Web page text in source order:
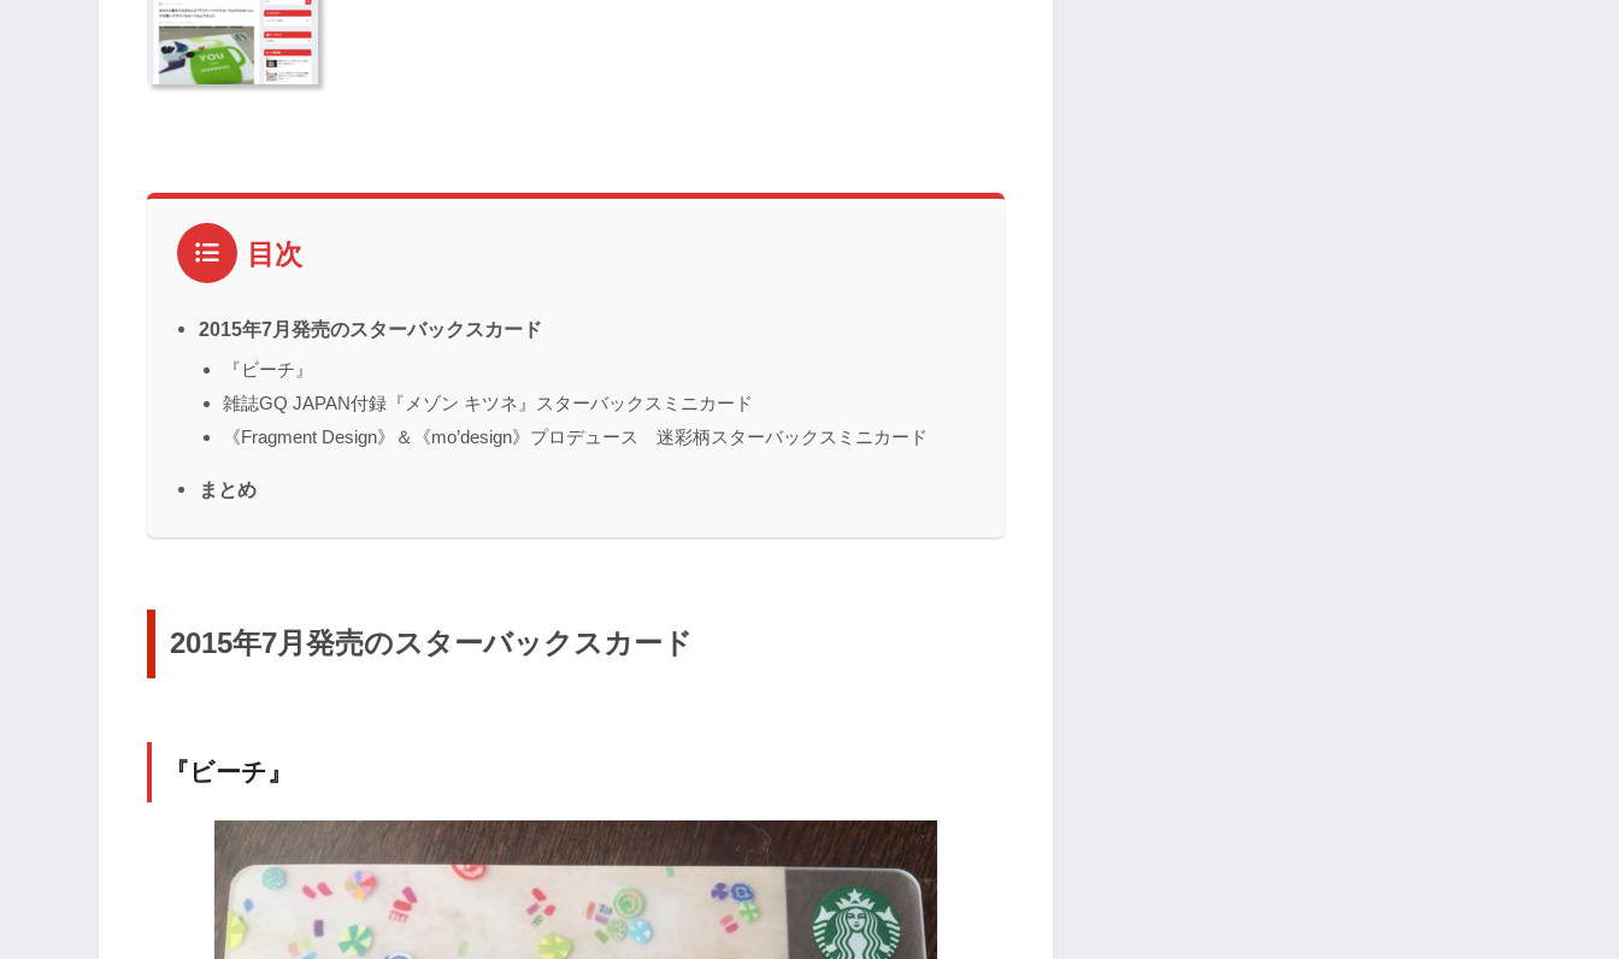
目次
2015年7月発売のスターバックスカード
『ビーチ』
雑誌GQ JAPAN付録『メゾン キツネ』スターバックスミニカード
《Fragment Design》＆《mo’design》プロデュース 迷彩柄スターバックスミニカード
まとめ
2015年7月発売のスターバックスカード
『ビーチ』